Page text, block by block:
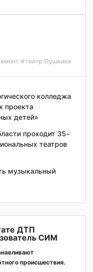
#театр Пушкина
колледжа
проекта
детей»
проходит 35-
театров
музыкальный
ДТП
СИМ
происшествия.